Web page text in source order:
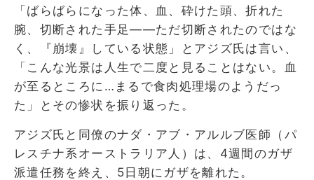
「ばらばらになった体、血、砕けた頭、折れた
腕、切断された手足――ただ切断されたのではな
く、『崩壊』している状態」とアジズ氏は言い、
「こんな光景は人生で二度と見ることはない。血
が至るところに…まるで食肉処理場のようだっ
た」とその惨状を振り返った。
アジズ氏と同僚のナダ・アブ・アルルブ医師（パ
レスチナ系オーストラリア人）は、4週間のガザ
派遣任務を終え、5日朝にガザを離れた。